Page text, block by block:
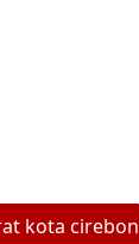
kota cirebon